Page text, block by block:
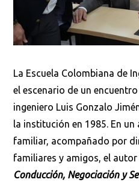
La Escuela Colombiana de
el escenario de un
ingeniero Luis Gonzalo
la institución en 1985. En un
familiar, acompañado por
familiares y amigos, el
Conducción, Negociación y